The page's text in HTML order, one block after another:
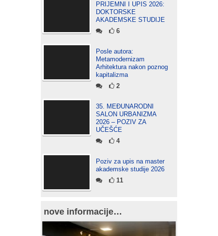
PRIJEMNI I UPIS 2026:
DOKTORSKE
AKADEMSKE STUDIJE
6
Posle autora:
Metamodernizam
Arhitektura nakon poznog
kapitalizma
2
35. MEĐUNARODNI
SALON URBANIZMA
2026 – POZIV ZA
UČEŠĆE
4
Poziv za upis na master
akademske studije 2026
11
nove informacije…